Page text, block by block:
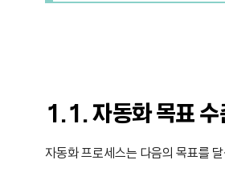
1.1. 자동화 목표 수
자동화 프로세스는 다음의 목표를